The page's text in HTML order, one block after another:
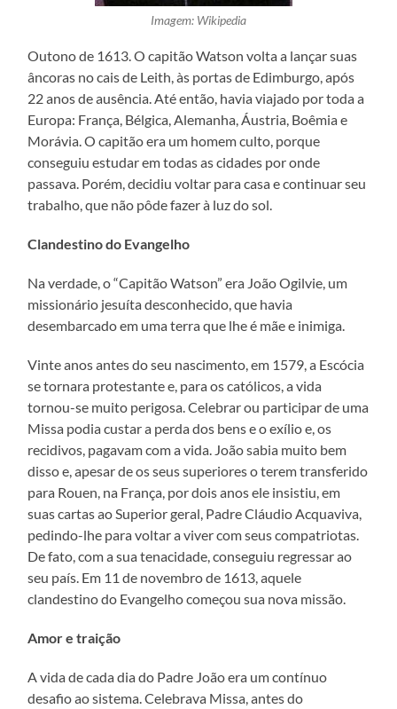
Imagem: Wikipedia
Outono de 1613. O capitão Watson volta a lançar suas
âncoras no cais de Leith, às portas de Edimburgo, após
22 anos de ausência. Até então, havia viajado por toda a
Europa: França, Bélgica, Alemanha, Áustria, Boêmia e
Morávia. O capitão era um homem culto, porque
conseguiu estudar em todas as cidades por onde
passava. Porém, decidiu voltar para casa e continuar seu
trabalho, que não pôde fazer à luz do sol.
Clandestino do Evangelho
Na verdade, o “Capitão Watson” era João Ogilvie, um
missionário jesuíta desconhecido, que havia
desembarcado em uma terra que lhe é mãe e inimiga.
Vinte anos antes do seu nascimento, em 1579, a Escócia
se tornara protestante e, para os católicos, a vida
tornou-se muito perigosa. Celebrar ou participar de uma
Missa podia custar a perda dos bens e o exílio e, os
recidivos, pagavam com a vida. João sabia muito bem
disso e, apesar de os seus superiores o terem transferido
para Rouen, na França, por dois anos ele insistiu, em
suas cartas ao Superior geral, Padre Cláudio Acquaviva,
pedindo-lhe para voltar a viver com seus compatriotas.
De fato, com a sua tenacidade, conseguiu regressar ao
seu país. Em 11 de novembro de 1613, aquele
clandestino do Evangelho começou sua nova missão.
Amor e traição
A vida de cada dia do Padre João era um contínuo
desafio ao sistema. Celebrava Missa, antes do